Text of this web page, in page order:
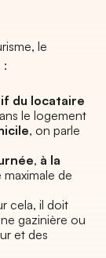
le
:
du locataire
le logement
, on parle
, à la
de
cela, il doit
gazinière ou
et des